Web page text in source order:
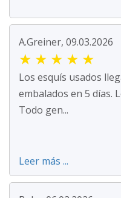
A.Greiner, 09.03.2026
★ ★ ★ ★ ★
Los esquís usados
embalados en 5 días.
Todo gen...
Leer más ...